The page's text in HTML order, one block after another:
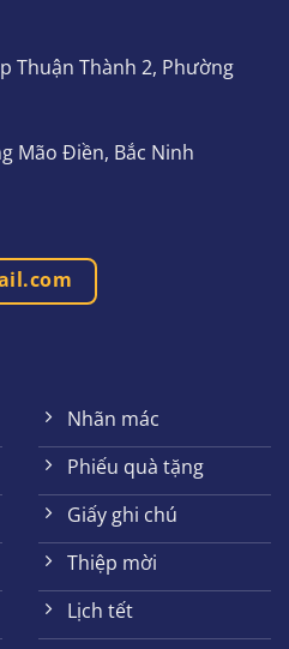
Thuận Thành 2, Phường
Mão Điền, Bắc Ninh
Nhãn mác
Phiếu quà tặng
Giấy ghi chú
Thiệp mời
Lịch tết